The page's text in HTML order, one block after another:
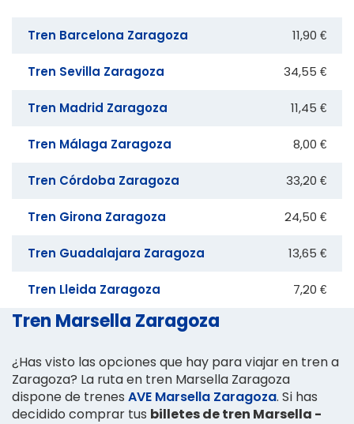
Tren Barcelona Zaragoza 11,90 €
Tren Sevilla Zaragoza 34,55 €
Tren Madrid Zaragoza 11,45 €
Tren Málaga Zaragoza 8,00 €
Tren Córdoba Zaragoza 33,20 €
Tren Girona Zaragoza 24,50 €
Tren Guadalajara Zaragoza 13,65 €
Tren Lleida Zaragoza 7,20 €
Tren Marsella Zaragoza
¿Has visto las opciones que hay para viajar en tren a
Zaragoza? La ruta en tren Marsella Zaragoza
dispone de trenes AVE Marsella Zaragoza. Si has
decidido comprar tus billetes de tren Marsella -